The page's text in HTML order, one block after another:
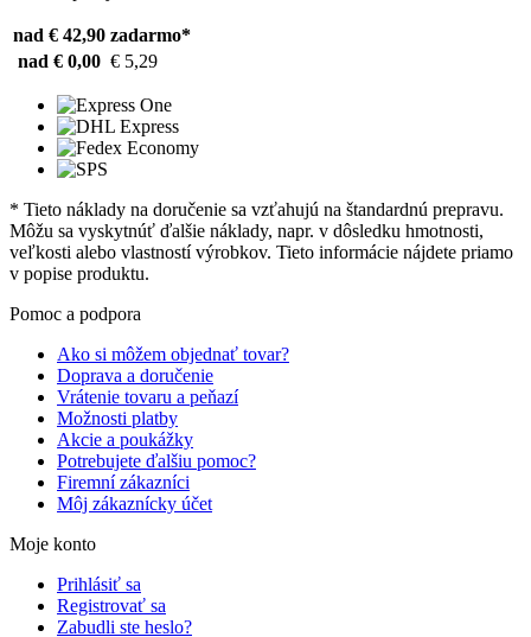
nad € 42,90 zadarmo*
nad € 0,00 € 5,29
* Tieto náklady na doručenie sa vzťahujú na štandardnú prepravu.
Môžu sa vyskytnúť ďalšie náklady, napr. v dôsledku hmotnosti,
veľkosti alebo vlastností výrobkov. Tieto informácie nájdete priamo
v popise produktu.
Pomoc a podpora
Ako si môžem objednať tovar?
Doprava a doručenie
Vrátenie tovaru a peňazí
Možnosti platby
Akcie a poukážky
Potrebujete ďalšiu pomoc?
Firemní zákazníci
Môj zákaznícky účet
Moje konto
Prihlásiť sa
Registrovať sa
Zabudli ste heslo?